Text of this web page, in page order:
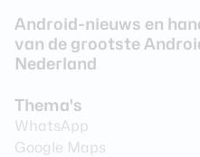
Android-nieuws en
van de grootste
Nederland
Thema's
WhatsApp
Google Maps